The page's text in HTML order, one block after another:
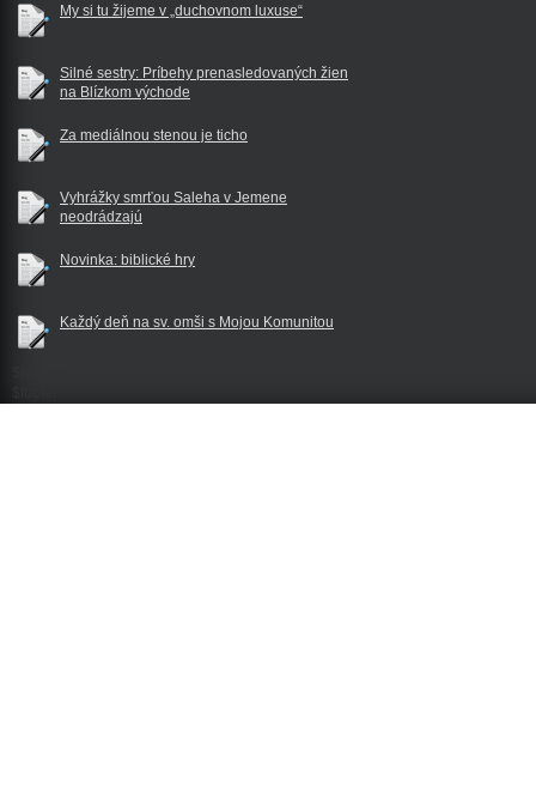
My si tu žijeme v „duchovnom luxuse“
Silné sestry: Príbehy prenasledovaných žien
na Blízkom východe
Za mediálnou stenou je ticho
Vyhrážky smrťou Saleha v Jemene
neodrádzajú
Novinka: biblické hry
Každý deň na sv. omši s Mojou Komunitou